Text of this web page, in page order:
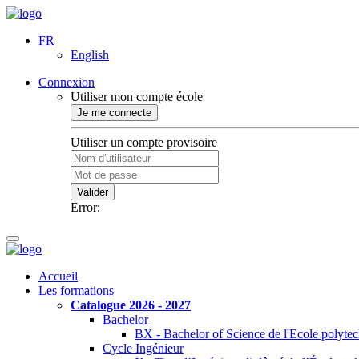
FR
English
Connexion
Utiliser mon compte école
Je me connecte
Utiliser un compte provisoire
Valider
Error:
Accueil
Les formations
Catalogue 2026 - 2027
Bachelor
BX - Bachelor of Science de l'Ecole
Cycle Ingénieur